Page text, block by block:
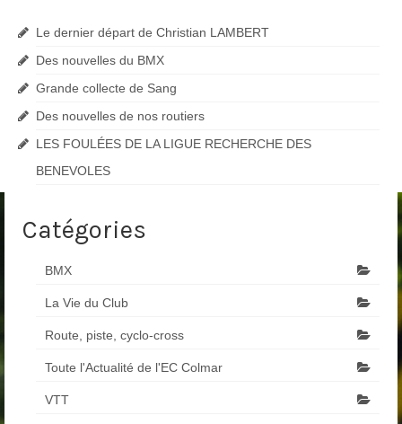
Le dernier départ de Christian LAMBERT
Des nouvelles du BMX
Grande collecte de Sang
Des nouvelles de nos routiers
LES FOULÉES DE LA LIGUE RECHERCHE DES
BENEVOLES
Catégories
BMX
La Vie du Club
Route, piste, cyclo-cross
Toute l'Actualité de l'EC Colmar
VTT